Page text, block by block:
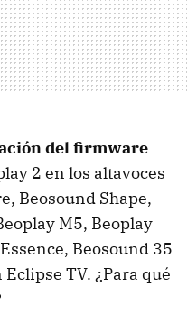
del firmware
2 en los altavoces
Beosound Shape,
M5, Beoplay
Beosound 35
TV. ¿Para qué